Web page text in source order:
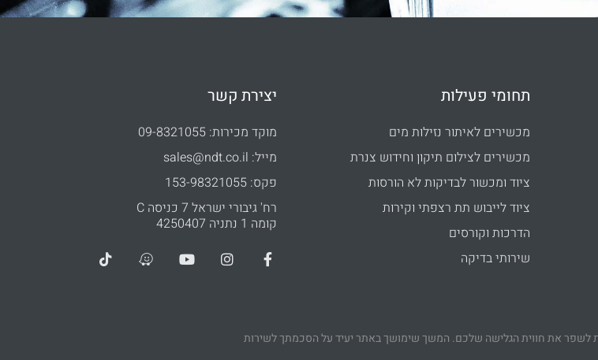
תחומי פעילות
מכשירים לאיתור נזילות מים
מכשירים לצילום תיקון וחידוש צנרת
ציוד ומכשור לבדיקות לא הורסות
ציוד לייבוש תת רצפתי וקירות
הדרכות וקורסים
שירותי בדיקה
יצירת קשר
מוקד מכירות: 09-8321055
מייל: sales@ndt.co.il
פקס: 153-98321055
רח' גיבורי ישראל 7 כניסה C
קומה 1 נתניה 4250407
לשפר את חווית הגלישה שלכם. המשך שימושך באתר יעיד על הסכמתך לשירות